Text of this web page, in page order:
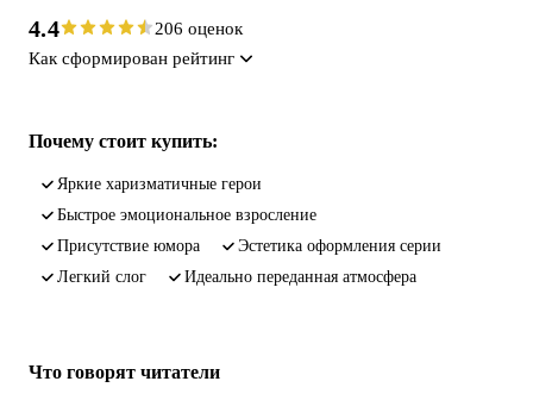
4.4
206 оценок
Как сформирован рейтинг
Почему стоит купить:
яркие харизматичные герои
быстрое эмоциональное взросление
присутствие юмора
эстетика оформления серии
легкий слог
идеально переданная атмосфера
Что говорят читатели